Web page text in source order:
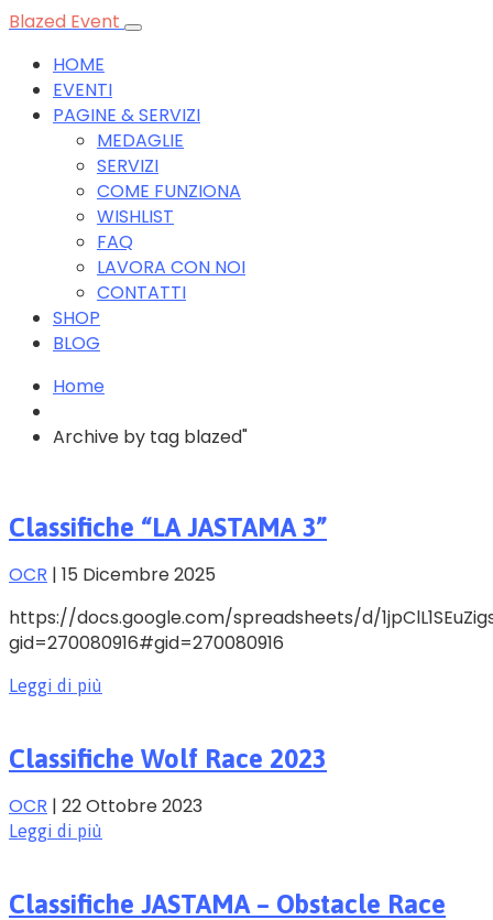
Blazed Event
HOME
EVENTI
PAGINE & SERVIZI
MEDAGLIE
SERVIZI
COME FUNZIONA
WISHLIST
FAQ
LAVORA CON NOI
CONTATTI
SHOP
BLOG
Home
Archive by tag blazed"
Classifiche “LA JASTAMA 3”
OCR | 15 Dicembre 2025
https://docs.google.com/spreadsheets/d/
gid=270080916#gid=270080916
Leggi di più
Classifiche Wolf Race 2023
OCR | 22 Ottobre 2023
Leggi di più
Classifiche JASTAMA – Obstacle Race